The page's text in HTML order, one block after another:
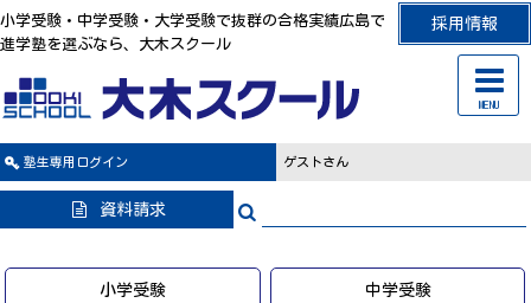
採用情報
小学受験・中学受験・大学受験で抜群の合格実績広島で
進学塾を選ぶなら、大木スクール
塾生専用 ログイン ゲストさん
資料請求
小学受験 中学受験
MENU